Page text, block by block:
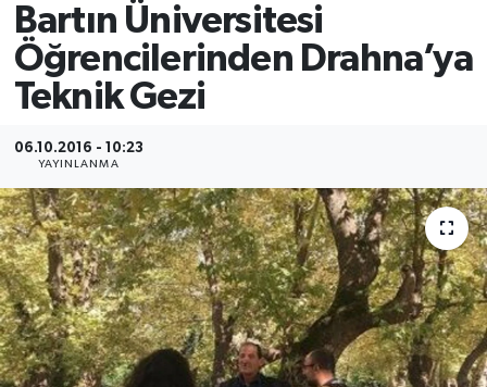
Bartın Üniversitesi
Öğrencilerinden Drahna’ya
Teknik Gezi
06.10.2016 - 10:23
YAYINLANMA
Ekonomi
Güncel
Kültür-Sanat
Magazin
Medya
Sağlık
Sinema
Süper Lig Puan Durumu ve Fikstür
Tüm Manşetler
Son Dakika Haberleri
Haber Arşivi